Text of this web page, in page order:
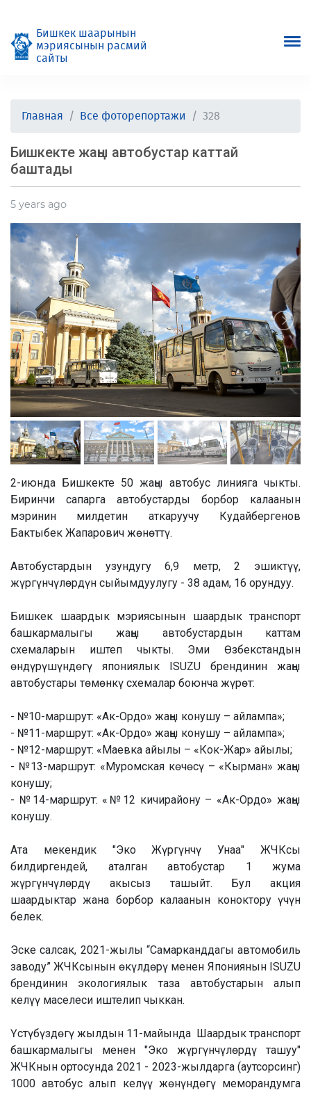
Бишкек шаарынын
мэриясынын расмий
сайты
Главная Все фоторепортажи 328
Бишкекте жаңы автобустар каттай
баштады
5 years ago
2-июнда Бишкекте 50 жаңы автобус линияга чыкты.
Биринчи сапарга автобустарды борбор калаанын
мэринин милдетин аткаруучу Кудайбергенов
Бактыбек Жапарович жөнөттү.
Автобустардын узундугу 6,9 метр, 2 эшиктүү,
жүргүнчүлөрдүн сыйымдуулугу - 38 адам, 16 орундуу.
Бишкек шаардык мэриясынын шаардык транспорт
башкармалыгы жаңы автобустардын каттам
схемаларын иштеп чыкты. Эми Өзбекстандын
өндүрүшүндөгү япониялык ISUZU брендинин жаңы
автобустары төмөнкү схемалар боюнча жүрөт:
- №10-маршрут: «Ак-Ордо» жаңы конушу – айлампа»;
- №11-маршрут: «Ак-Ордо» жаңы конушу – айлампа»;
- №12-маршрут: «Маевка айылы – «Кок-Жар» айылы;
- №13-маршрут: «Муромская көчөсү – «Кырман» жаңы
конушу;
- №14-маршрут: «№12 кичирайону – «Ак-Ордо» жаңы
конушу.
Ата мекендик "Эко Жүргүнчү Унаа" ЖЧКсы
билдиргендей, аталган автобустар 1 жума
жүргүнчүлөрдү акысыз ташыйт. Бул акция
шаардыктар жана борбор калаанын коноктору үчүн
белек.
Эске салсак, 2021-жылы “Самарканддагы автомобиль
заводу” ЖЧКсынын өкүлдөрү менен Япониянын ISUZU
брендинин экологиялык таза автобустарын алып
келүү маселеси иштелип чыккан.
Үстүбүздөгү жылдын 11-майында Шаардык транспорт
башкармалыгы менен "Эко жүргүнчүлөрдү ташуу"
ЖЧКнын ортосунда 2021 - 2023-жылдарга (аутсорсинг)
1000 автобус алып келүү жөнүндөгү меморандумга